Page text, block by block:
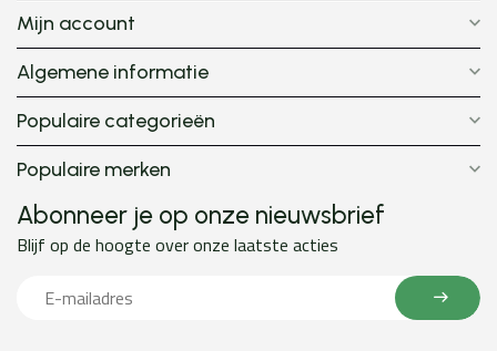
Mijn account
Algemene informatie
Populaire categorieën
Populaire merken
Abonneer je op onze nieuwsbrief
Blijf op de hoogte over onze laatste acties